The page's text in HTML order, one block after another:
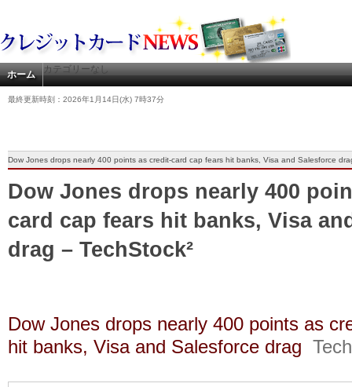
ホーム カテゴリーなし
最終更新時刻：2026年1月14日(水) 7時37分
Dow Jones drops nearly 400 points as credit-card cap fears hit banks, Visa and Salesforce
Dow Jones drops nearly 400
card cap fears hit banks, Visa
drag – TechStock²
Dow Jones drops nearly 400 points as
hit banks, Visa and Salesforce drag